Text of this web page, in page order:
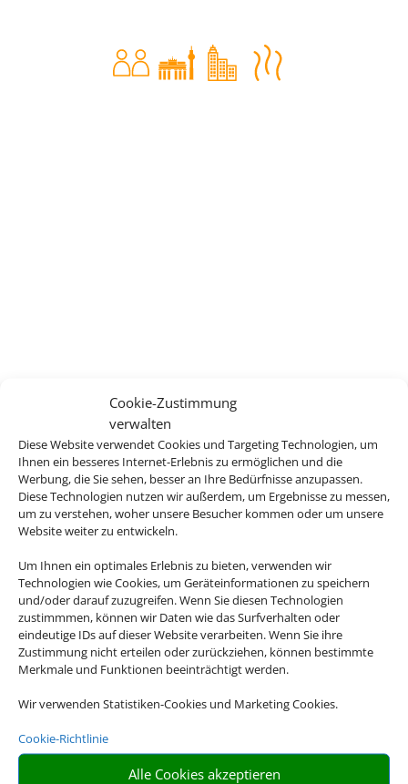
Cookie-Zustimmung
verwalten
Diese Website verwendet Cookies und Targeting Technologien, um
Ihnen ein besseres Internet-Erlebnis zu ermöglichen und die
Werbung, die Sie sehen, besser an Ihre Bedürfnisse anzupassen.
Diese Technologien nutzen wir außerdem, um Ergebnisse zu messen,
um zu verstehen, woher unsere Besucher kommen oder um unsere
Website weiter zu entwickeln.
Um Ihnen ein optimales Erlebnis zu bieten, verwenden wir
Technologien wie Cookies, um Geräteinformationen zu speichern
und/oder darauf zuzugreifen. Wenn Sie diesen Technologien
zustimmmen, können wir Daten wie das Surfverhalten oder
eindeutige IDs auf dieser Website verarbeiten. Wenn Sie ihre
Zustimmung nicht erteilen oder zurückziehen, können bestimmte
Merkmale und Funktionen beeinträchtigt werden.
Wir verwenden Statistiken-Cookies und Marketing Cookies.
Cookie-Richtlinie
Alle Cookies akzeptieren